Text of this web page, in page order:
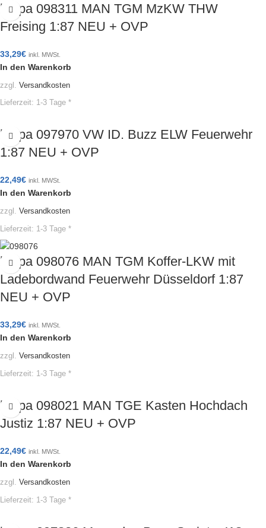
herpa 098311 MAN TGM MzKW THW
Freising 1:87 NEU + OVP
33,29€ inkl. MWSt.
In den Warenkorb
zzgl. Versandkosten
Lieferzeit: 1-3 Tage *
herpa 097970 VW ID. Buzz ELW Feuerwehr
1:87 NEU + OVP
22,49€ inkl. MWSt.
In den Warenkorb
zzgl. Versandkosten
Lieferzeit: 1-3 Tage *
herpa 098076 MAN TGM Koffer-LKW mit
Ladebordwand Feuerwehr Düsseldorf 1:87
NEU + OVP
33,29€ inkl. MWSt.
In den Warenkorb
zzgl. Versandkosten
Lieferzeit: 1-3 Tage *
herpa 098021 MAN TGE Kasten Hochdach
Justiz 1:87 NEU + OVP
22,49€ inkl. MWSt.
In den Warenkorb
zzgl. Versandkosten
Lieferzeit: 1-3 Tage *